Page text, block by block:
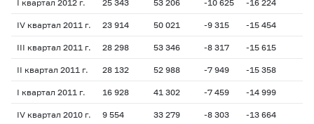
I квартал 2012 г. 25 343 53 206 -10 625 -16 224
IV квартал 2011 г. 23 914 50 021 -9 315 -15 454
III квартал 2011 г. 28 298 53 346 -8 317 -15 615
II квартал 2011 г. 28 132 52 988 -7 949 -15 358
I квартал 2011 г. 16 928 41 302 -7 459 -14 999
IV квартал 2010 г. 9 554 33 279 -8 303 -13 664